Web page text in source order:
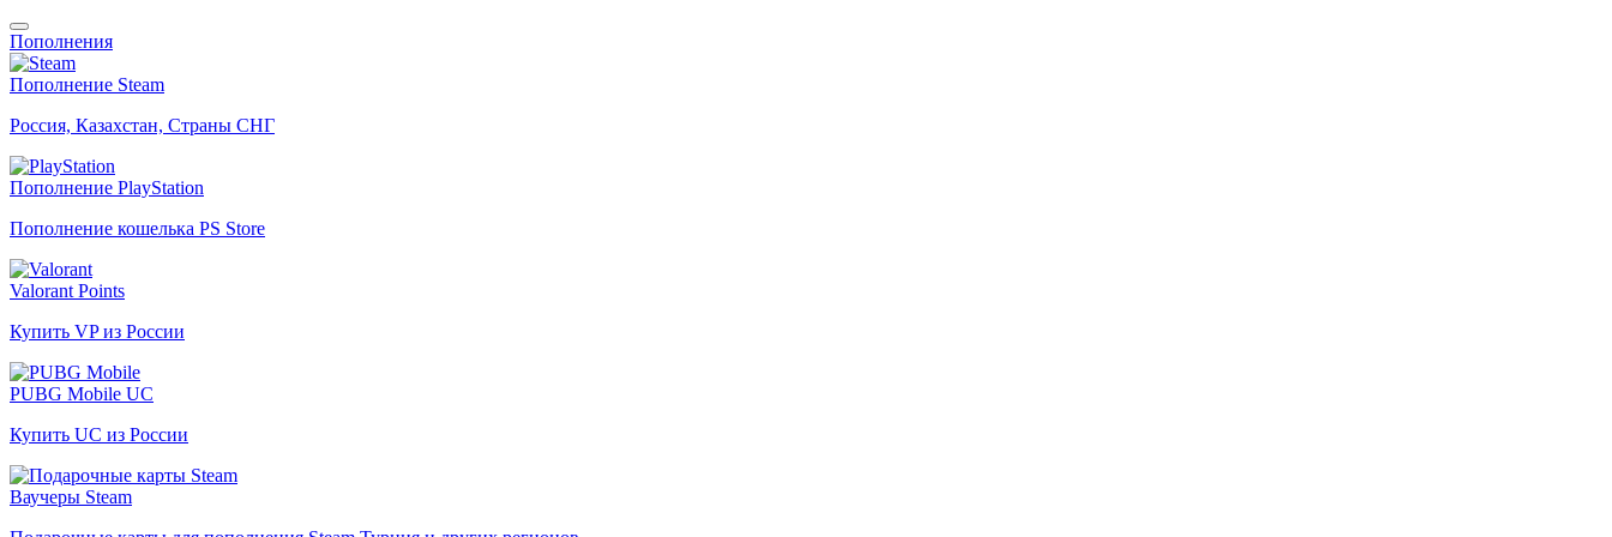
Пополнения
Пополнение Steam
Россия, Казахстан, Страны СНГ
Пополнение PlayStation
Пополнение кошелька PS Store
Valorant Points
Купить VP из России
PUBG Mobile UC
Купить UC из России
Ваучеры Steam